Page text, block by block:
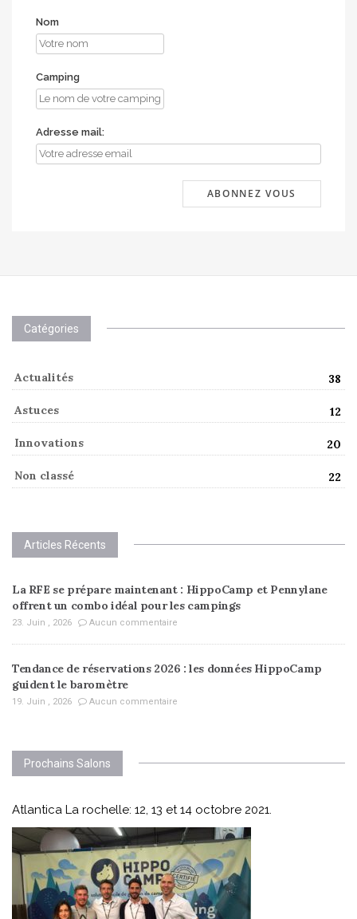
Nom
Camping
Adresse mail:
Catégories
Actualités 38
Astuces 12
Innovations 20
Non classé 22
Articles Récents
La RFE se prépare maintenant : HippoCamp et Pennylane
offrent un combo idéal pour les campings
23. Juin , 2026 Aucun commentaire
Tendance de réservations 2026 : les données HippoCamp
guident le baromètre
19. Juin , 2026 Aucun commentaire
Prochains Salons
Atlantica La rochelle: 12, 13 et 14 octobre 2021.